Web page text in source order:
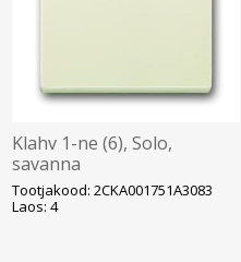
Klahv 1-ne (6), Solo,
savanna
Tootjakood: 2CKA001751A3083
Laos: 4